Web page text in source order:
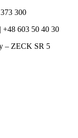
300
+48 603 50 40 30
– ZECK SR 5